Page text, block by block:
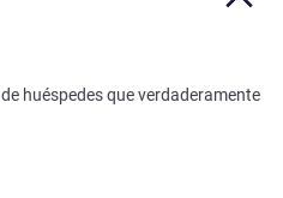
huéspedes que verdaderamente